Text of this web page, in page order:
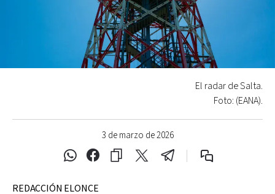
3 de marzo de 2026
El radar de Salta.
Foto: (EANA).
REDACCIÓN ELONCE